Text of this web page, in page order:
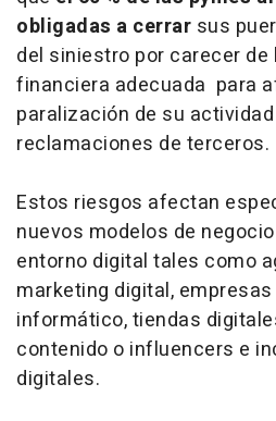
obligadas a cerrar sus
del siniestro por carecer
financiera adecuada para
paralización de su
reclamaciones de terceros.
Estos riesgos afectan
nuevos modelos de
entorno digital tales como
marketing digital,
informático, tiendas
contenido o influencers e
digitales.